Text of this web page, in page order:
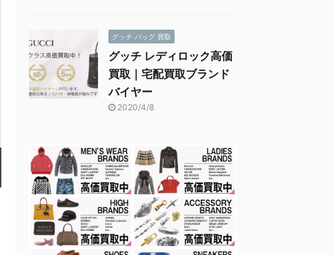
グッチ バッグ 買取
グッチ レディロック高価
買取｜宅配買取ブランド
バイヤー
2020/4/8